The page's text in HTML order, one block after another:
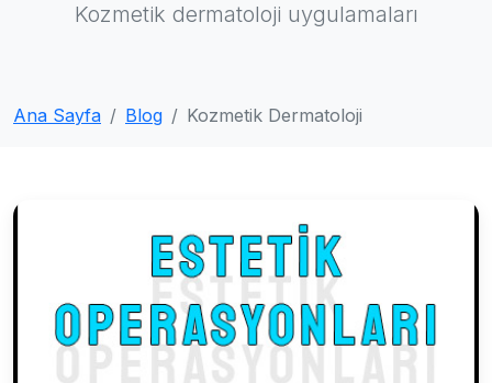
Kozmetik dermatoloji uygulamaları
Ana Sayfa Blog Kozmetik Dermatoloji